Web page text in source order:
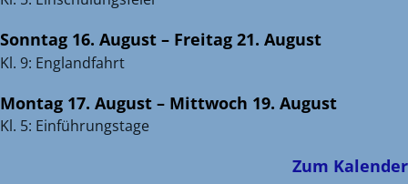
Sonntag 16. August – Freitag 21. August
Kl. 9: Englandfahrt
Montag 17. August – Mittwoch 19. August
Kl. 5: Einführungstage
Zum Kalender